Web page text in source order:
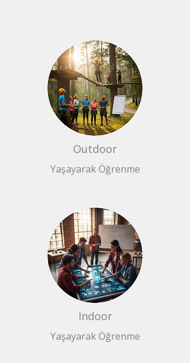
Outdoor
Yaşayarak Öğrenme
Indoor
Yaşayarak Öğrenme